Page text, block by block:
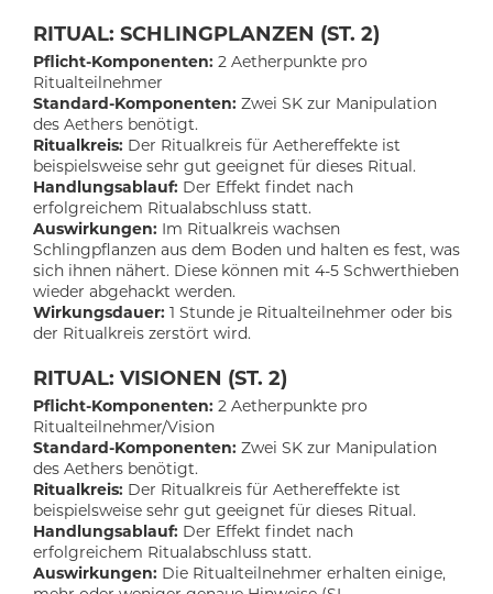
RITUAL: SCHLINGPLANZEN (ST. 2)
Pflicht-Komponenten: 2 Aetherpunkte pro
Ritualteilnehmer
Standard-Komponenten: Zwei SK zur Manipulation
des Aethers benötigt.
Ritualkreis: Der Ritualkreis für Aethereffekte ist
beispielsweise sehr gut geeignet für dieses Ritual.
Handlungsablauf: Der Effekt findet nach
erfolgreichem Ritualabschluss statt.
Auswirkungen: Im Ritualkreis wachsen
Schlingpflanzen aus dem Boden und halten es fest, was
sich ihnen nähert. Diese können mit 4-5 Schwerthieben
wieder abgehackt werden.
Wirkungsdauer: 1 Stunde je Ritualteilnehmer oder bis
der Ritualkreis zerstört wird.
RITUAL: VISIONEN (ST. 2)
Pflicht-Komponenten: 2 Aetherpunkte pro
Ritualteilnehmer/Vision
Standard-Komponenten: Zwei SK zur Manipulation
des Aethers benötigt.
Ritualkreis: Der Ritualkreis für Aethereffekte ist
beispielsweise sehr gut geeignet für dieses Ritual.
Handlungsablauf: Der Effekt findet nach
erfolgreichem Ritualabschluss statt.
Auswirkungen: Die Ritualteilnehmer erhalten einige,